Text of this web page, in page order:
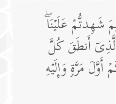
شَهِدتُّمۡ عَلَیۡنَاۖ
ٱلَّذِیۤ أَنطَقَ كُلَّ
مَرَّةࣲ وَإِلَیۡهِ